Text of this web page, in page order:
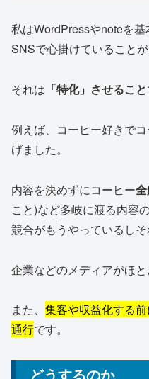
私はWordPressやnoteを
SNSで心掛けていることが
それは 「特化」させること
例えば、コーヒー好きで
げました。
内容を決めずにコーヒー
こと)など多岐に渡る内容
競合がもうやっているしそ
企業などのメディアがほ
また、 集客や収益化する
通行です。
どうするのか